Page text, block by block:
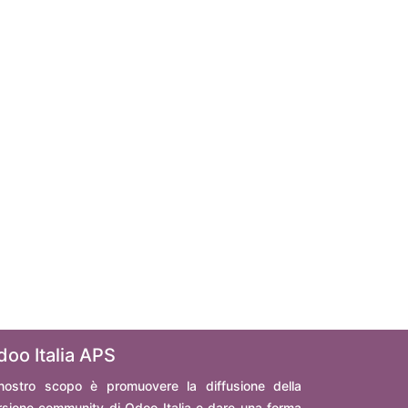
Italia APS
scopo è promuovere la diffusione della